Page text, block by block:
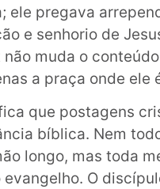
ele pregava
e senhorio de
muda o
a praça onde ele
que postagens
bíblica. Nem
longo, mas toda
evangelho. O